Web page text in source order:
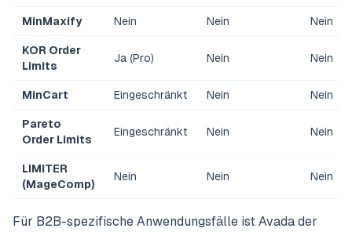
MinMaxify Nein Nein Nein
KOR Order
Limits
Ja (Pro) Nein Nein
MinCart Eingeschränkt Nein Nein
Pareto
Order Limits
Eingeschränkt Nein Nein
LIMITER
(MageComp)
Nein Nein Nein
Für B2B-spezifische Anwendungsfälle ist Avada der